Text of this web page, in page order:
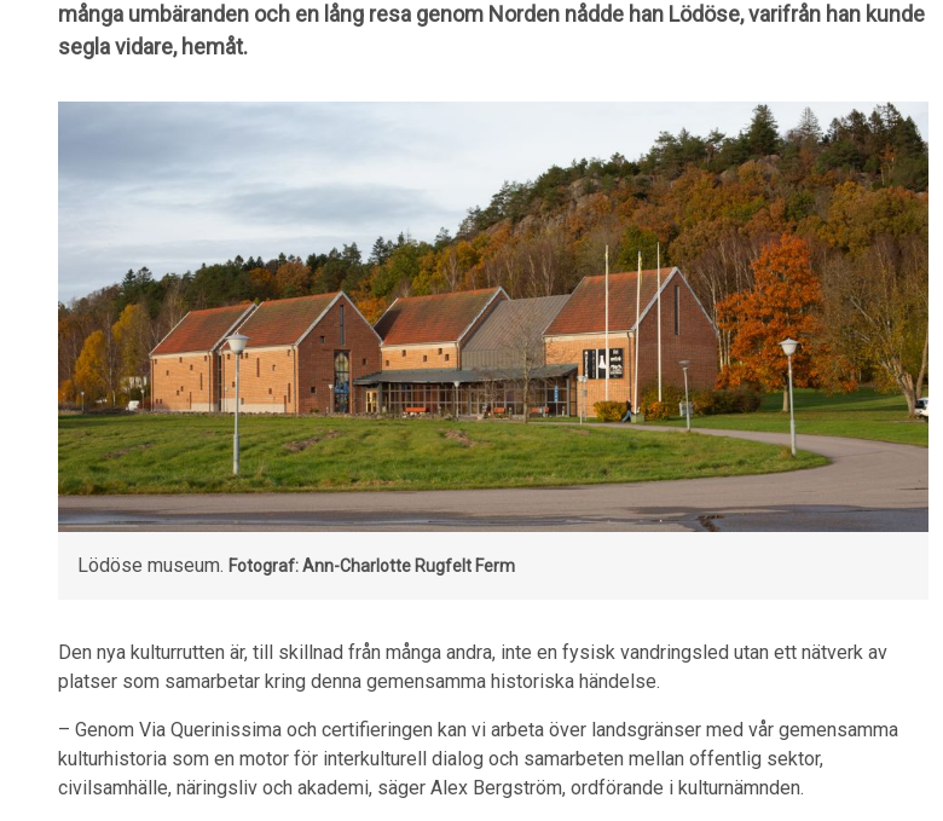
många umbäranden och en lång resa genom Norden nådde han Lödöse, varifrån han kunde
segla vidare, hemåt.
Lödöse museum. Fotograf: Ann-Charlotte Rugfelt Ferm
Den nya kulturrutten är, till skillnad från många andra, inte en fysisk vandringsled utan ett nätverk av
platser som samarbetar kring denna gemensamma historiska händelse.
– Genom Via Querinissima och certifieringen kan vi arbeta över landsgränser med vår gemensamma
kulturhistoria som en motor för interkulturell dialog och samarbeten mellan offentlig sektor,
civilsamhälle, näringsliv och akademi, säger Alex Bergström, ordförande i kulturnämnden.